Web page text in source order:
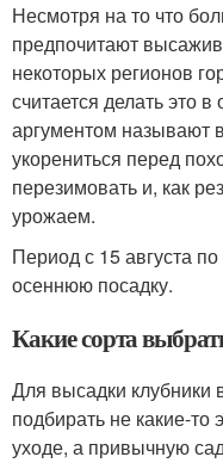
Несмотря на то что
предпочитают
некоторых регионов
считается делать это
аргументом называют
укорениться перед
перезимовать и, как
урожаем.
Период с 15 августа
осеннюю посадку.
Какие сорта
Для высадки клубники
подбирать не какие-то
уходе, а привычную